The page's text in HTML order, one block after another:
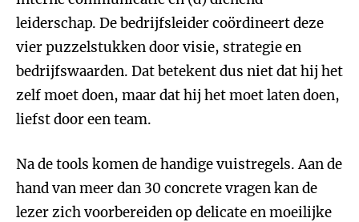
leiderschap. De bedrijfsleider coördineert deze
vier puzzelstukken door visie, strategie en
bedrijfswaarden. Dat betekent dus niet dat hij het
zelf moet doen, maar dat hij het moet laten doen,
liefst door een team.
Na de tools komen de handige vuistregels. Aan de
hand van meer dan 30 concrete vragen kan de
lezer zich voorbereiden op delicate en moeilijke